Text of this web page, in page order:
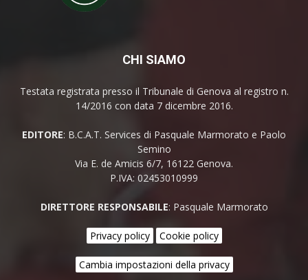
CHI SIAMO
Testata registrata presso il Tribunale di Genova al registro n.
14/2016 con data 7 dicembre 2016.
EDITORE: B.C.A.T. Services di Pasquale Marmorato e Paolo
Semino
Via E. de Amicis 6/7, 16122 Genova.
P.IVA: 02453010999
DIRETTORE RESPONSABILE: Pasquale Marmorato
Privacy policy Cookie policy
Cambia impostazioni della privacy